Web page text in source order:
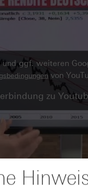
ggf. weiteren
von
zu